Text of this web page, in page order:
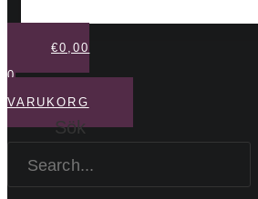
€0,00
0
VARUKORG
Sök